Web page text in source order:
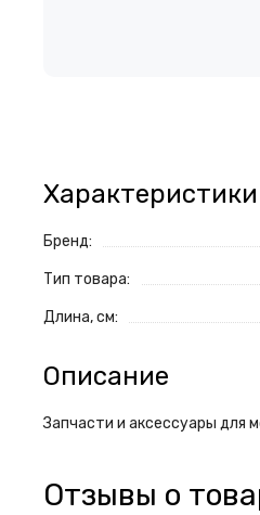
Характеристики
Бренд:
Тип товара:
Длина, см:
Описание
Запчасти и аксессуары для
Отзывы о